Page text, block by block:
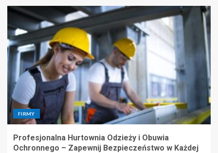
FIRMY
Profesjonalna Hurtownia Odzieży i Obuwia
Ochronnego – Zapewnij Bezpieczeństwo w Każdej